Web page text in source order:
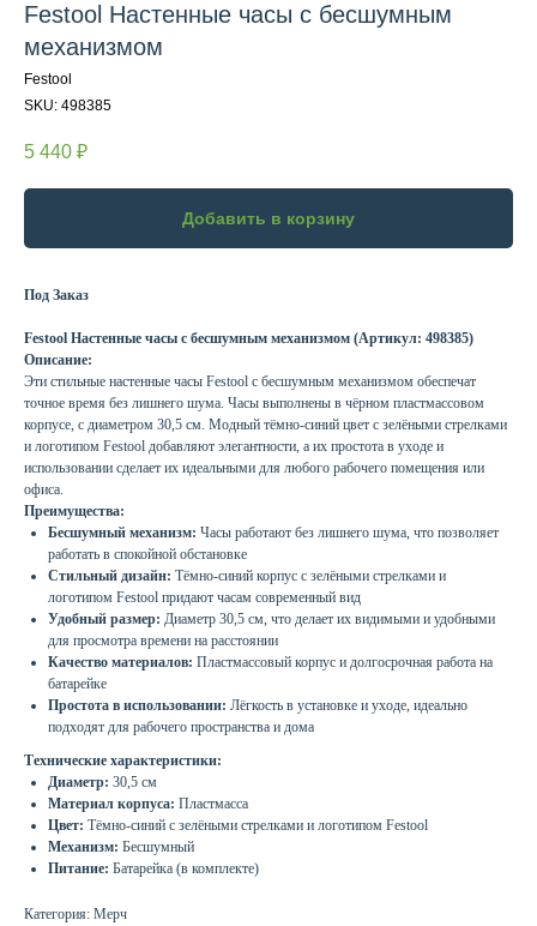
Festool Настенные часы с бесшумным
механизмом
Festool
SKU: 498385
5 440 ₽
Добавить в корзину
Под Заказ
Festool Настенные часы с бесшумным механизмом (Артикул: 498385)
Описание:
Эти стильные настенные часы Festool с бесшумным механизмом обеспечат
точное время без лишнего шума. Часы выполнены в чёрном пластмассовом
корпусе, с диаметром 30,5 см. Модный тёмно-синий цвет с зелёными стрелками
и логотипом Festool добавляют элегантности, а их простота в уходе и
использовании сделает их идеальными для любого рабочего помещения или
офиса.
Преимущества:
Бесшумный механизм: Часы работают без лишнего шума, что позволяет
работать в спокойной обстановке
Стильный дизайн: Тёмно-синий корпус с зелёными стрелками и
логотипом Festool придают часам современный вид
Удобный размер: Диаметр 30,5 см, что делает их видимыми и удобными
для просмотра времени на расстоянии
Качество материалов: Пластмассовый корпус и долгосрочная работа на
батарейке
Простота в использовании: Лёгкость в установке и уходе, идеально
подходят для рабочего пространства и дома
Технические характеристики:
Диаметр: 30,5 см
Материал корпуса: Пластмасса
Цвет: Тёмно-синий с зелёными стрелками и логотипом Festool
Механизм: Бесшумный
Питание: Батарейка (в комплекте)
Категория: Мерч